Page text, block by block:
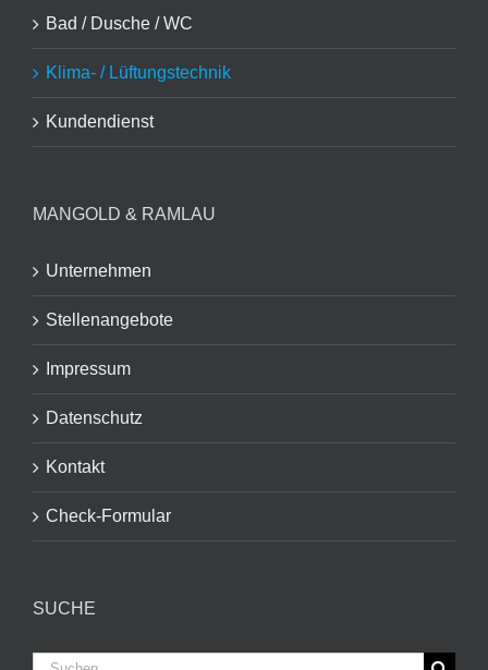
Bad / Dusche / WC
Klima- / Lüftungstechnik
Kundendienst
MANGOLD & RAMLAU
Unternehmen
Stellenangebote
Impressum
Datenschutz
Kontakt
Check-Formular
SUCHE
Suche